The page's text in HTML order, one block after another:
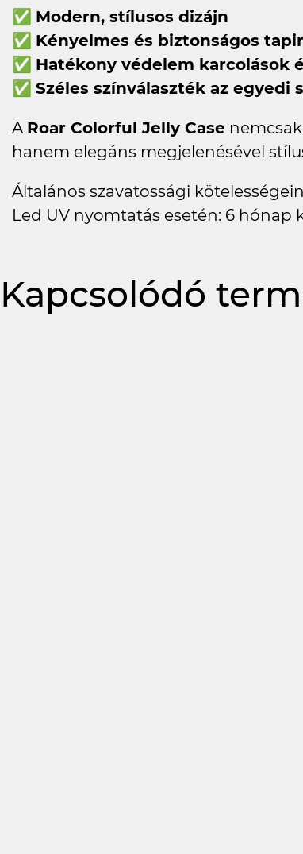
✅ Modern, stílusos dizájn
✅ Kényelmes és biztonságos
✅ Hatékony védelem karcolások
✅ Széles színválaszték az egyedi
A Roar Colorful Jelly Case
hanem elegáns megjelenésével
Általános szavatossági
Led UV nyomtatás esetén: 6 hónap
Kapcsolódó